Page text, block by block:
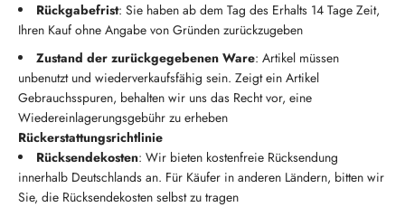
Rückgabefrist: Sie haben ab dem Tag des Erhalts 14 Tage Zeit,
Ihren Kauf ohne Angabe von Gründen zurückzugeben
Zustand der zurückgegebenen Ware: Artikel müssen
unbenutzt und wiederverkaufsfähig sein. Zeigt ein Artikel
Gebrauchsspuren, behalten wir uns das Recht vor, eine
Wiedereinlagerungsgebühr zu erheben
Rückerstattungsrichtlinie
Rücksendekosten: Wir bieten kostenfreie Rücksendung
innerhalb Deutschlands an. Für Käufer in anderen Ländern, bitten wir
Sie, die Rücksendekosten selbst zu tragen